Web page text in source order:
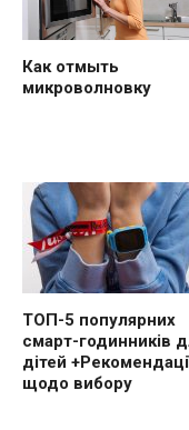
Как отмыть
микроволновку
ТОП-5 популярних
смарт-годинників
дітей
щодо вибору